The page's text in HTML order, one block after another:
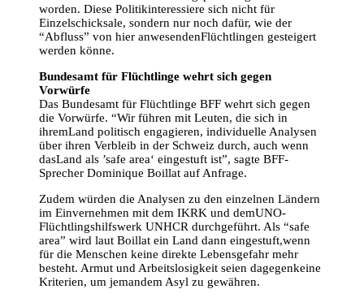
worden. Diese Politikinteressiere sich nicht für
Einzelschicksale, sondern nur noch dafür, wie der
“Abfluss” von hier anwesendenFlüchtlingen gesteigert
werden könne.
Bundesamt für Flüchtlinge wehrt sich gegen
Vorwürfe
Das Bundesamt für Flüchtlinge BFF wehrt sich gegen
die Vorwürfe. “Wir führen mit Leuten, die sich in
ihremLand politisch engagieren, individuelle Analysen
über ihren Verbleib in der Schweiz durch, auch wenn
dasLand als ’safe area‘ eingestuft ist”, sagte BFF-
Sprecher Dominique Boillat auf Anfrage.
Zudem würden die Analysen zu den einzelnen Ländern
im Einvernehmen mit dem IKRK und demUNO-
Flüchtlingshilfswerk UNHCR durchgeführt. Als “safe
area” wird laut Boillat ein Land dann eingestuft,wenn
für die Menschen keine direkte Lebensgefahr mehr
besteht. Armut und Arbeitslosigkeit seien dagegenkeine
Kriterien, um jemandem Asyl zu gewähren.